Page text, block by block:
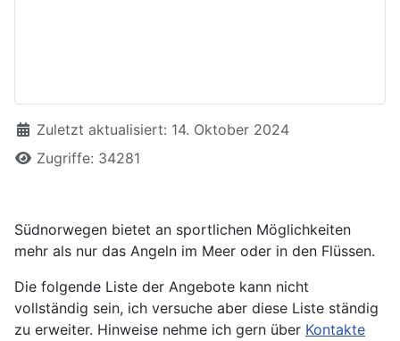
DetailsZuletzt aktualisiert: 14. Oktober 2024
Zugriffe: 34281
Südnorwegen bietet an sportlichen Möglichkeiten
mehr als nur das Angeln im Meer oder in den Flüssen.
Die folgende Liste der Angebote kann nicht
vollständig sein, ich versuche aber diese Liste ständig
zu erweiter. Hinweise nehme ich gern über Kontakte